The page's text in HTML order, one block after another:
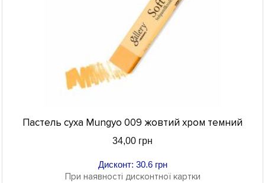
Пастель суха Mungyo 009 жовтий хром темний
34,00 грн
Дисконт: 30.6 грн
При наявності дисконтної картки